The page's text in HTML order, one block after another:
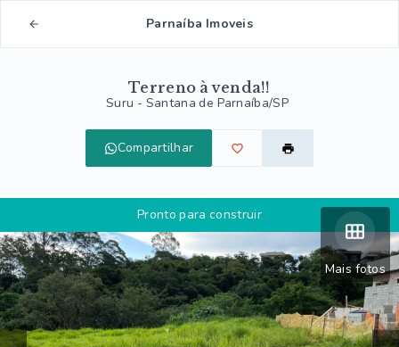
Parnaíba Imoveis
Terreno à venda!!
Suru - Santana de Parnaíba/SP
Compartilhar
Mais fotos
Pronto para construir